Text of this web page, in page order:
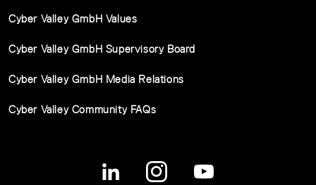
Cyber Valley GmbH Values
Cyber Valley GmbH Supervisory Board
Cyber Valley GmbH Media Relations
Cyber Valley Community FAQs